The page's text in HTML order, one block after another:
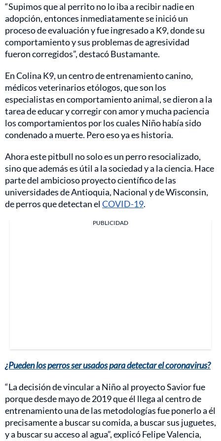
“Supimos que al perrito no lo iba a recibir nadie en
adopción, entonces inmediatamente se inició un
proceso de evaluación y fue ingresado a K9, donde su
comportamiento y sus problemas de agresividad
fueron corregidos”, destacó Bustamante.
En Colina K9, un centro de entrenamiento canino,
médicos veterinarios etólogos, que son los
especialistas en comportamiento animal, se dieron a la
tarea de educar y corregir con amor y mucha paciencia
los comportamientos por los cuales Niño había sido
condenado a muerte. Pero eso ya es historia.
Ahora este pitbull no solo es un perro resocializado,
sino que además es útil a la sociedad y a la ciencia. Hace
parte del ambicioso proyecto científico de las
universidades de Antioquia, Nacional y de Wisconsin,
de perros que detectan elCOVID-19.
PUBLICIDAD
¿Pueden los perros ser usados para detectar el coronavirus?
“La decisión de vincular a Niño al proyecto Savior fue
porque desde mayo de 2019 que él llega al centro de
entrenamiento una de las metodologías fue ponerlo a él
precisamente a buscar su comida, a buscar sus juguetes,
y a buscar su acceso al agua”, explicó Felipe Valencia,